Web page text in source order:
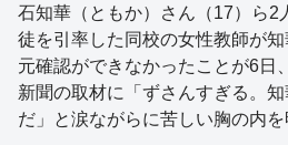
石知華（ともか）さん（17）ら2
徒を引率した同校の女性教師が
元確認ができなかったことが6日
新聞の取材に「ずさんすぎる。
だ」と涙ながらに苦しい胸の内を